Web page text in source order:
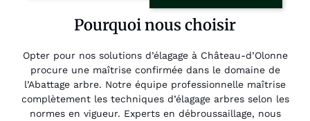
Pourquoi nous choisir
Opter pour nos solutions d’élagage à Château-d’Olonne
procure une maîtrise confirmée dans le domaine de
l’Abattage arbre. Notre équipe professionnelle maîtrise
complètement les techniques d’élagage arbres selon les
normes en vigueur. Experts en débroussaillage, nous